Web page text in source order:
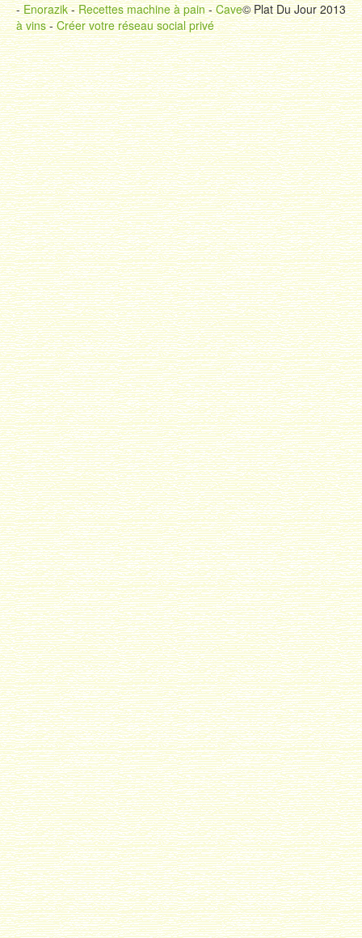
© Plat Du Jour 2013
-Enorazik-Recettes machine à pain-Cave
à vins-Créer votre réseau social privé